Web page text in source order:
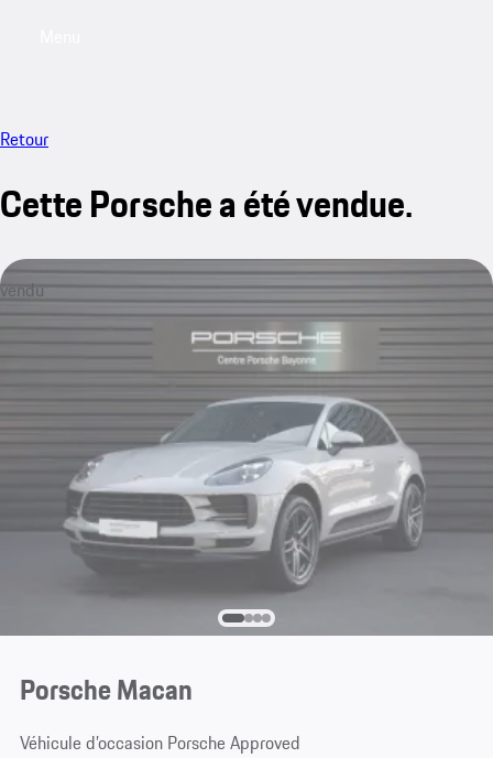
Retour
Cette Porsche a été vendue.
vendu
Porsche Macan
Véhicule d’occasion Porsche Approved